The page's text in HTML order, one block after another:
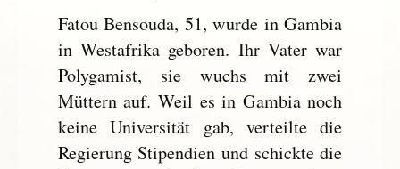
Fatou Bensouda, 51, wurde in Gambia
in Westafrika geboren. Ihr Vater war
Polygamist, sie wuchs mit zwei
Müttern auf. Weil es in Gambia noch
keine Universität gab, verteilte die
Regierung Stipendien und schickte die